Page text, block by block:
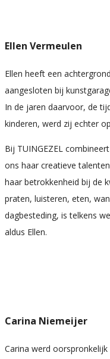
Ellen Vermeulen
Ellen heeft een
aangesloten bij
In de jaren daarvoor, de
kinderen, werd zij echter
Bij TUINGEZEL
ons haar creatieve
haar betrokkenheid bij de
praten, luisteren, eten,
dagbesteding, is telkens
aldus Ellen.
Carina Niemeijer
Carina werd